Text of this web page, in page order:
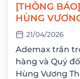
[THÔNG
HÙNG
21/04/2026
Ademax trân
hàng và Quý đối
Hùng Vương Thời gian nghỉ: Chủ Nhật, ngày